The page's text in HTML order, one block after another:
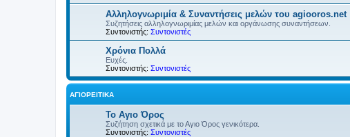
Αλληλογνωριμία & Συναντήσεις μελών του agiooros.net
Συζητήσεις αλληλογνωριμίας μελών και οργάνωσης συναντήσεων.
Συντονιστής: Συντονιστές
Χρόνια Πολλά
Ευχές.
Συντονιστής: Συντονιστές
ΑΓΙΟΡΕΊΤΙΚΑ
Το Αγιο Όρος
Συζήτηση σχετικά με το Αγιο Όρος γενικότερα.
Συντονιστής: Συντονιστές